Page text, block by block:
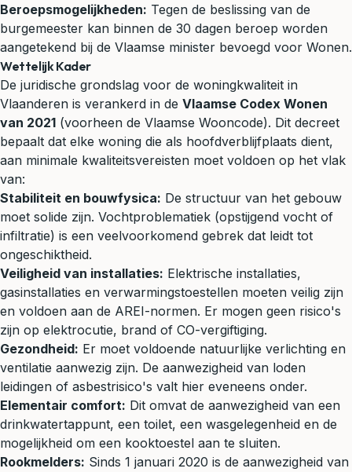
Beroepsmogelijkheden: Tegen de beslissing van de
burgemeester kan binnen de 30 dagen beroep worden
aangetekend bij de Vlaamse minister bevoegd voor Wonen.
Wettelijk Kader
De juridische grondslag voor de woningkwaliteit in
Vlaanderen is verankerd in de Vlaamse Codex Wonen
van 2021 (voorheen de Vlaamse Wooncode). Dit decreet
bepaalt dat elke woning die als hoofdverblijfplaats dient,
aan minimale kwaliteitsvereisten moet voldoen op het vlak
van:
Stabiliteit en bouwfysica: De structuur van het gebouw
moet solide zijn. Vochtproblematiek (opstijgend vocht of
infiltratie) is een veelvoorkomend gebrek dat leidt tot
ongeschiktheid.
Veiligheid van installaties: Elektrische installaties,
gasinstallaties en verwarmingstoestellen moeten veilig zijn
en voldoen aan de AREI-normen. Er mogen geen risico's
zijn op elektrocutie, brand of CO-vergiftiging.
Gezondheid: Er moet voldoende natuurlijke verlichting en
ventilatie aanwezig zijn. De aanwezigheid van loden
leidingen of asbestrisico's valt hier eveneens onder.
Elementair comfort: Dit omvat de aanwezigheid van een
drinkwatertappunt, een toilet, een wasgelegenheid en de
mogelijkheid om een kooktoestel aan te sluiten.
Rookmelders: Sinds 1 januari 2020 is de aanwezigheid van